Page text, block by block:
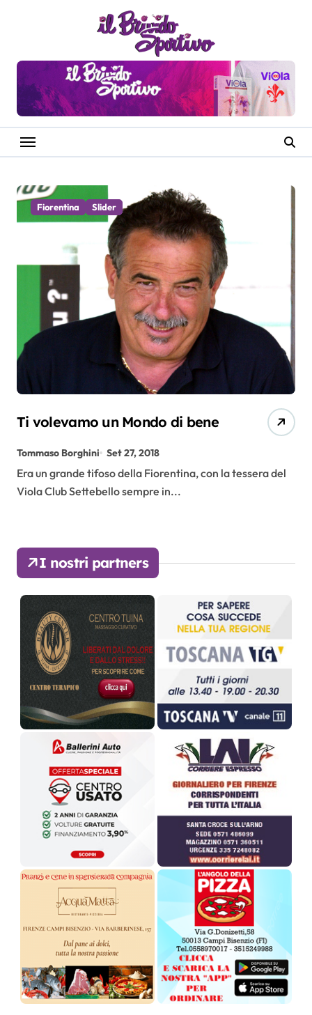
Fiorentina Slider
Ti volevamo un Mondo di bene
Tommaso Borghini Set 27, 2018
Era un grande tifoso della Fiorentina, con la tessera del
Viola Club Settebello sempre in...
I nostri partners